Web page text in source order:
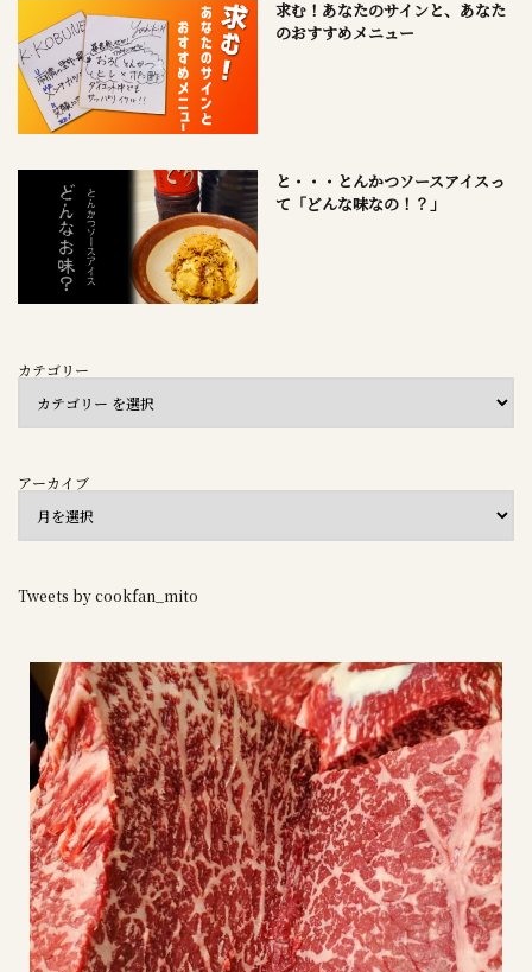
求む！あなたのサインと、あなた
のおすすめメニュー
と・・・とんかつソースアイスっ
て「どんな味なの！？」
カテゴリー
アーカイブ
Tweets by cookfan_mito